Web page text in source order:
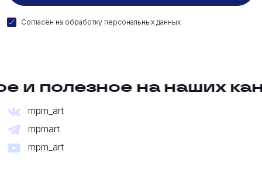
Согласен на обработку персональных данных
и полезное на наших
mpm_art
mpmart
mpm_art